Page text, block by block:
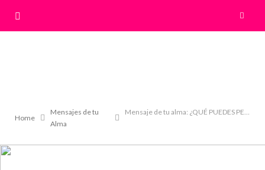
Home
Mensajes de tu
Alma
Mensaje de tu alma: ¿QUÉ PUEDES PERDER?